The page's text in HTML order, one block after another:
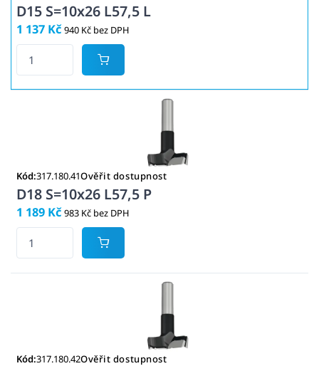
D15 S=10x26 L57,5 L
1 137 Kč 940 Kč bez DPH
Kód:317.180.41Ověřit dostupnost
D18 S=10x26 L57,5 P
1 189 Kč 983 Kč bez DPH
Kód:317.180.42Ověřit dostupnost